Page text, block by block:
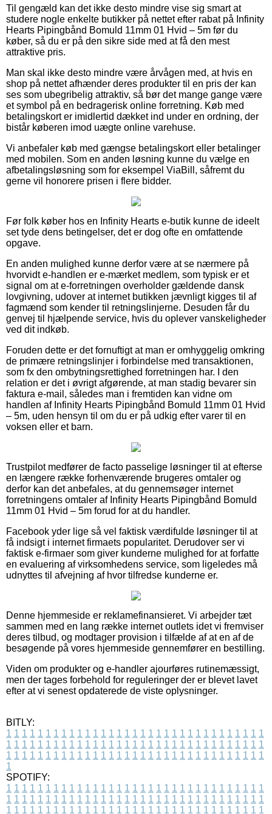
Til gengæld kan det ikke desto mindre vise sig smart at
studere nogle enkelte butikker på nettet efter rabat på Infinity
Hearts Pipingbånd Bomuld 11mm 01 Hvid – 5m før du
køber, så du er på den sikre side med at få den mest
attraktive pris.
Man skal ikke desto mindre være årvågen med, at hvis en
shop på nettet afhænder deres produkter til en pris der kan
ses som ubegribelig attraktiv, så bør det mange gange være
et symbol på en bedragerisk online forretning. Køb med
betalingskort er imidlertid dækket ind under en ordning, der
bistår køberen imod uægte online varehuse.
Vi anbefaler køb med gængse betalingskort eller betalinger
med mobilen. Som en anden løsning kunne du vælge en
afbetalingsløsning som for eksempel ViaBill, såfremt du
gerne vil honorere prisen i flere bidder.
Før folk køber hos en Infinity Hearts e-butik kunne de ideelt
set tyde dens betingelser, det er dog ofte en omfattende
opgave.
En anden mulighed kunne derfor være at se nærmere på
hvorvidt e-handlen er e-mærket medlem, som typisk er et
signal om at e-forretningen overholder gældende dansk
lovgivning, udover at internet butikken jævnligt kigges til af
fagmænd som kender til retningslinjerne. Desuden får du
genvej til hjælpende service, hvis du oplever vanskeligheder
ved dit indkøb.
Foruden dette er det fornuftigt at man er omhyggelig omkring
de primære retningslinjer i forbindelse med transaktionen,
som fx den ombytningsrettighed forretningen har. I den
relation er det i øvrigt afgørende, at man stadig bevarer sin
faktura e-mail, således man i fremtiden kan vidne om
handlen af Infinity Hearts Pipingbånd Bomuld 11mm 01 Hvid
– 5m, uden hensyn til om du er på udkig efter varer til en
voksen eller et barn.
Trustpilot medfører de facto passelige løsninger til at efterse
en længere række forhenværende brugeres omtaler og
derfor kan det anbefales, at du gennemsøger internet
forretningens omtaler af Infinity Hearts Pipingbånd Bomuld
11mm 01 Hvid – 5m forud for at du handler.
Facebook yder lige så vel faktisk værdifulde løsninger til at
få indsigt i internet firmaets popularitet. Derudover ser vi
faktisk e-firmaer som giver kunderne mulighed for at forfatte
en evaluering af virksomhedens service, som ligeledes må
udnyttes til afvejning af hvor tilfredse kunderne er.
Denne hjemmeside er reklamefinansieret. Vi arbejder tæt
sammen med en lang række internet outlets idet vi fremviser
deres tilbud, og modtager provision i tilfælde af at en af de
besøgende på vores hjemmeside gennemfører en bestilling.
Viden om produkter og e-handler ajourføres rutinemæssigt,
men der tages forbehold for reguleringer der er blevet lavet
efter at vi senest opdaterede de viste oplysninger.
BITLY:
1 1 1 1 1 1 1 1 1 1 1 1 1 1 1 1 1 1 1 1 1 1 1 1 1 1 1 1 1 1 1 1 1
1 1 1 1 1 1 1 1 1 1 1 1 1 1 1 1 1 1 1 1 1 1 1 1 1 1 1 1 1 1 1 1 1
1 1 1 1 1 1 1 1 1 1 1 1 1 1 1 1 1 1 1 1 1 1 1 1 1 1 1 1 1 1 1 1 1
1
SPOTIFY:
1 1 1 1 1 1 1 1 1 1 1 1 1 1 1 1 1 1 1 1 1 1 1 1 1 1 1 1 1 1 1 1 1
1 1 1 1 1 1 1 1 1 1 1 1 1 1 1 1 1 1 1 1 1 1 1 1 1 1 1 1 1 1 1 1 1
1 1 1 1 1 1 1 1 1 1 1 1 1 1 1 1 1 1 1 1 1 1 1 1 1 1 1 1 1 1 1 1 1